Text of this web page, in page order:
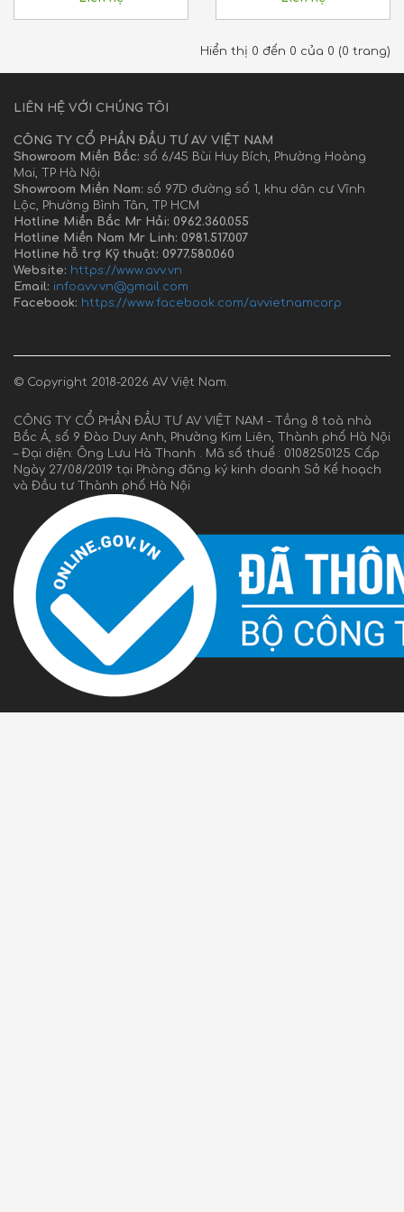
Hiển thị 0 đến 0 của 0 (0 trang)
LIÊN HỆ VỚI CHÚNG TÔI
CÔNG TY CỔ PHẦN ĐẦU TƯ AV VIỆT NAM
Showroom Miền Bắc: số 6/45 Bùi Huy Bích, Phường Hoàng
Mai, TP Hà Nội
Showroom Miền Nam: số 97D đường số 1, khu dân cư Vĩnh
Lộc, Phường Bình Tân, TP HCM
Hotline Miền Bắc Mr Hải: 0962.360.055
Hotline Miền Nam Mr Linh: 0981.517.007
Hotline hỗ trợ Kỹ thuật: 0977.580.060
Website: https://www.avv.vn
Email: infoavv.vn@gmail.com
Facebook: https://www.facebook.com/avvietnamcorp
© Copyright 2018-2026 AV Việt Nam.
CÔNG TY CỔ PHẦN ĐẦU TƯ AV VIỆT NAM - Tầng 8 toà nhà
Bắc Á, số 9 Đào Duy Anh, Phường Kim Liên, Thành phố Hà Nội
– Đại diện: Ông Lưu Hà Thanh . Mã số thuế : 0108250125 Cấp
Ngày 27/08/2019 tại Phòng đăng ký kinh doanh Sở Kế hoạch
và Đầu tư Thành phố Hà Nội